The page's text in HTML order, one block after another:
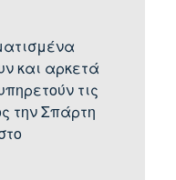
και αρκετά
τις
την Σπάρτη